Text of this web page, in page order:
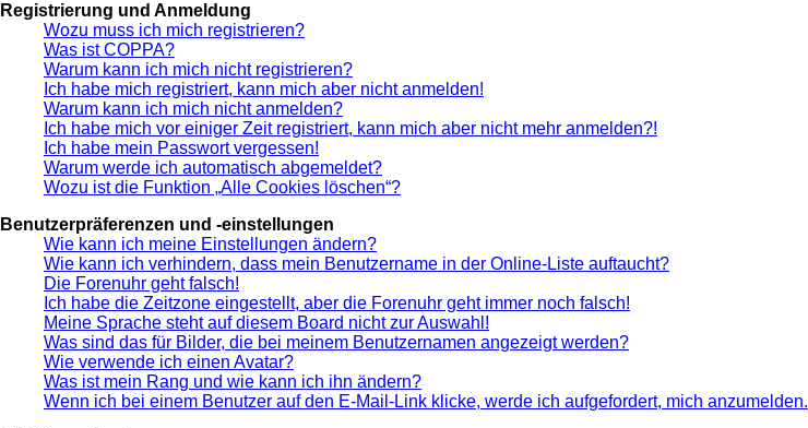
Registrierung und Anmeldung
Wozu muss ich mich registrieren?
Was ist COPPA?
Warum kann ich mich nicht registrieren?
Ich habe mich registriert, kann mich aber nicht anmelden!
Warum kann ich mich nicht anmelden?
Ich habe mich vor einiger Zeit registriert, kann mich aber nicht mehr anmelden?!
Ich habe mein Passwort vergessen!
Warum werde ich automatisch abgemeldet?
Wozu ist die Funktion „Alle Cookies löschen“?
Benutzerpräferenzen und -einstellungen
Wie kann ich meine Einstellungen ändern?
Wie kann ich verhindern, dass mein Benutzername in der Online-Liste auftaucht?
Die Forenuhr geht falsch!
Ich habe die Zeitzone eingestellt, aber die Forenuhr geht immer noch falsch!
Meine Sprache steht auf diesem Board nicht zur Auswahl!
Was sind das für Bilder, die bei meinem Benutzernamen angezeigt werden?
Wie verwende ich einen Avatar?
Was ist mein Rang und wie kann ich ihn ändern?
Wenn ich bei einem Benutzer auf den E-Mail-Link klicke, werde ich aufgefordert, mich anzumelden.